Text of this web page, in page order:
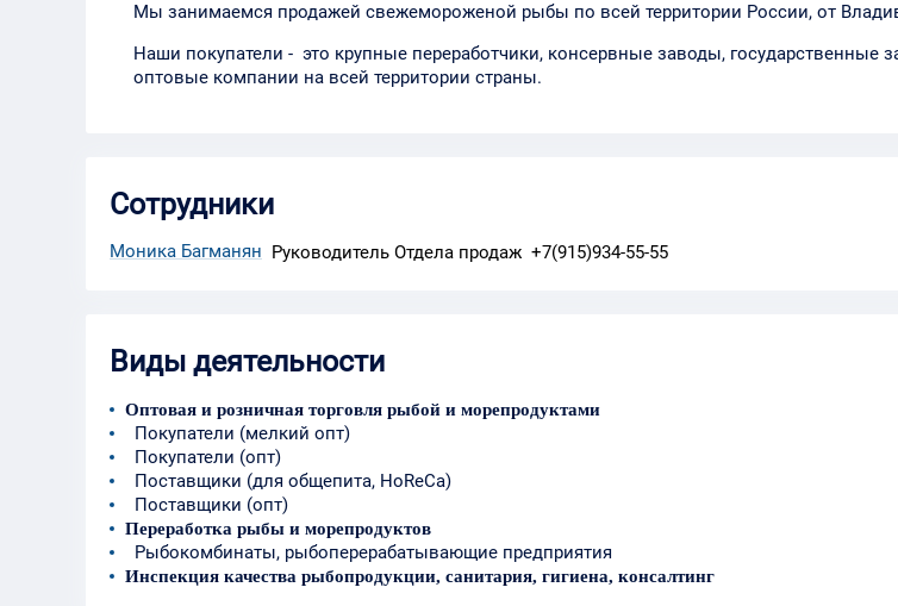
Мы занимаемся продажей свежемороженой рыбы по всей территории России, от
Наши покупатели - это крупные переработчики, консервные заводы, государственные
оптовые компании на всей территории страны.
Сотрудники
Моника Багманян Руководитель Отдела продаж +7(915)934-55-55
Виды деятельности
Оптовая и розничная торговля рыбой и морепродуктами
Покупатели (мелкий опт)
Покупатели (опт)
Поставщики (для общепита, HoReCa)
Поставщики (опт)
Переработка рыбы и морепродуктов
Рыбокомбинаты, рыбоперерабатывающие предприятия
Инспекция качества рыбопродукции, санитария, гигиена, консалтинг